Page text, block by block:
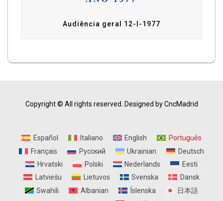
Audiência geral 12-I-1977
Copyright © All rights reserved. Designed by CncMadrid
Español Italiano English
Português
Français
Русский Ukrainian
Deutsch
Hrvatski
Polski Nederlands
Eesti
Latviešu
Lietuvos Svenska
Dansk
Swahili
Albanian Íslenska
日本語